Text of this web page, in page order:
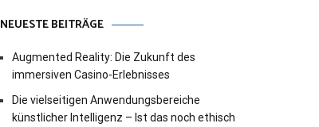
NEUESTE BEITRÄGE
Augmented Reality: Die Zukunft des
immersiven Casino-Erlebnisses
Die vielseitigen Anwendungsbereiche
künstlicher Intelligenz – Ist das noch ethisch